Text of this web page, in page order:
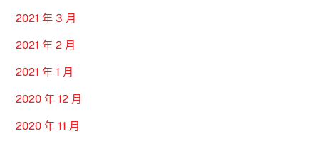
2021 年 3 月
2021 年 2 月
2021 年 1 月
2020 年 12 月
2020 年 11 月